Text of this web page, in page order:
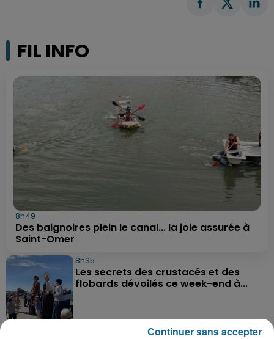
FIL INFO
8h49
Des baignoires plein le canal... la joie assurée à
Saint-Omer
8h35
Les secrets des crustacés et des
flobards dévoilés ce week-end à...
Continuer sans accepter